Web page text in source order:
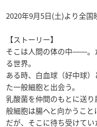
2020年9月5日(土)より全
【ストーリー】
そこは人間の体の中――。
る世界。
ある時、白血球（好中球
た一般細胞と出会う。
乳酸菌を仲間のもとに送
般細胞は腸へと向かうこと
だが、そこに待ち受けて